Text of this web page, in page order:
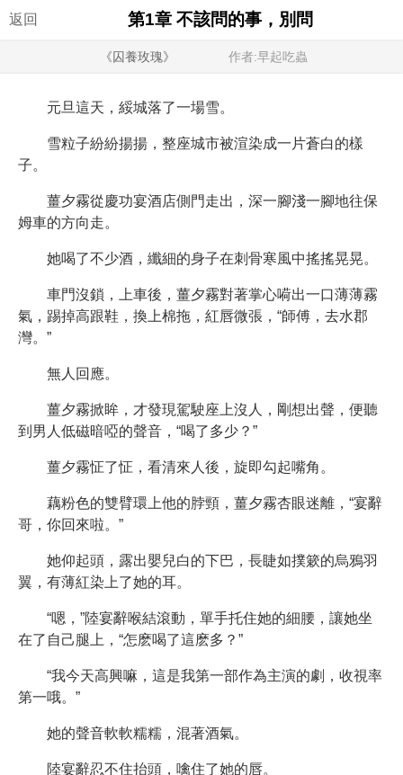
返回 第1章 不該問的事，別問
《囚養玫瑰》 作者:早起吃蟲
元旦這天，綏城落了一場雪。
雪粒子紛紛揚揚，整座城市被渲染成一片蒼白的樣
子。
薑夕霧從慶功宴酒店側門走出，深一腳淺一腳地往保
姆車的方向走。
她喝了不少酒，纖細的身子在刺骨寒風中搖搖晃晃。
車門沒鎖，上車後，薑夕霧對著掌心嗬出一口薄薄霧
氣，踢掉高跟鞋，換上棉拖，紅唇微張，“師傅，去水郡
灣。”
無人回應。
薑夕霧掀眸，才發現駕駛座上沒人，剛想出聲，便聽
到男人低磁暗啞的聲音，“喝了多少？”
薑夕霧怔了怔，看清來人後，旋即勾起嘴角。
藕粉色的雙臂環上他的脖頸，薑夕霧杏眼迷離，“宴辭
哥，你回來啦。”
她仰起頭，露出嬰兒白的下巴，長睫如撲簌的烏鴉羽
翼，有薄紅染上了她的耳。
“嗯，”陸宴辭喉結滾動，單手托住她的細腰，讓她坐
在了自己腿上，“怎麽喝了這麽多？”
“我今天高興嘛，這是我第一部作為主演的劇，收視率
第一哦。”
她的聲音軟軟糯糯，混著酒氣。
陸宴辭忍不住抬頭，噙住了她的唇。